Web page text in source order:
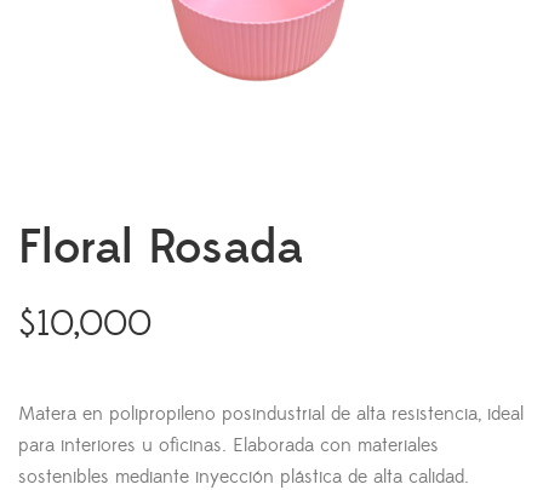
Floral Rosada
$10,000
Matera en polipropileno posindustrial de alta resistencia, ideal
para interiores u oficinas. Elaborada con materiales
sostenibles mediante inyección plástica de alta calidad.